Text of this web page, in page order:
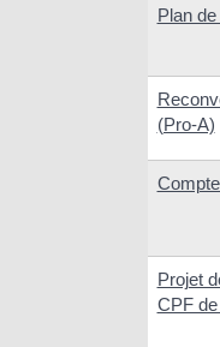
Plan
(Pro-A)
Projet
CPF